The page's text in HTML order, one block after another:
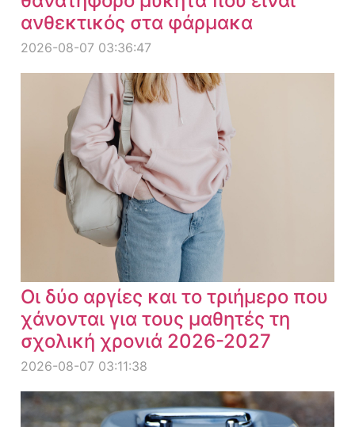
ανθεκτικός στα φάρμακα
2026-08-07 03:36:47
Οι δύο αργίες και το τριήμερο που
χάνονται για τους μαθητές τη
σχολική χρονιά 2026-2027
2026-08-07 03:11:38